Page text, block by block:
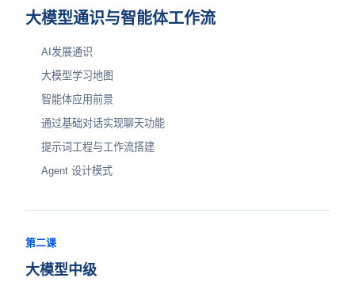
大模型通识与智能体工作流
AI发展通识
大模型学习地图
智能体应用前景
通过基础对话实现聊天功能
提示词工程与工作流搭建
Agent 设计模式
第二课
大模型中级